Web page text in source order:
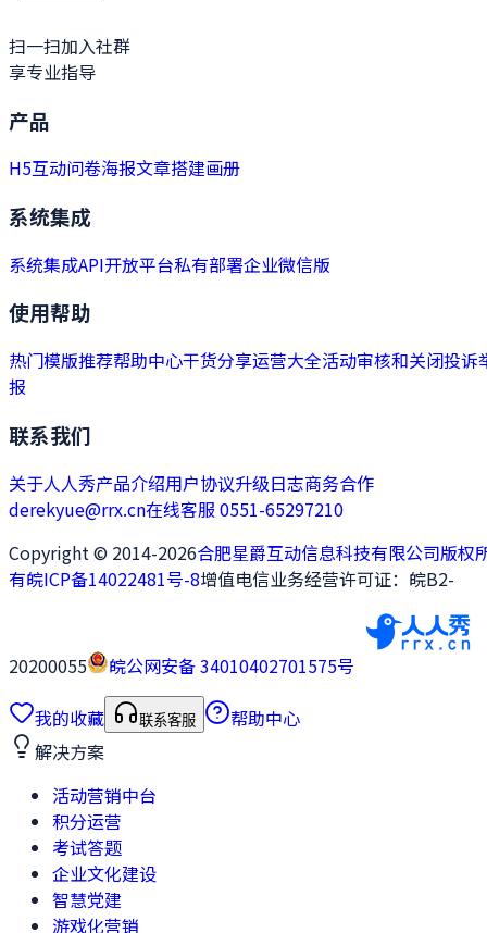
扫一扫加入社群
享专业指导
产品
H5互动问卷海报文章搭建画册
系统集成
系统集成API开放平台私有部署企业微信版
使用帮助
热门模版推荐帮助中心干货分享运营大全活动审核和关闭投诉
报
联系我们
关于人人秀产品介绍用户协议升级日志商务合作
derekyue@rrx.cn在线客服 0551-65297210
Copyright © 2014-2026合肥星爵互动信息科技有限公司版权
有皖ICP备14022481号-8增值电信业务经营许可证：皖B2-
20200055
皖公网安备 34010402701575号
我的收藏
联系客服
帮助中心
解决方案
活动营销中台
积分运营
考试答题
企业文化建设
智慧党建
游戏化营销